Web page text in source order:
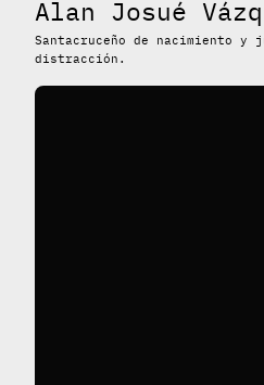
Alan Josué
Santacruceño de nacimiento y
distracción.